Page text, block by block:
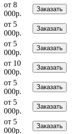
от 8
000р.
Заказать
от 5
000р.
Заказать
от 5
000р.
Заказать
от 10
000р.
Заказать
от 5
000р.
Заказать
от 5
000р.
Заказать
от 5
000р.
Заказать